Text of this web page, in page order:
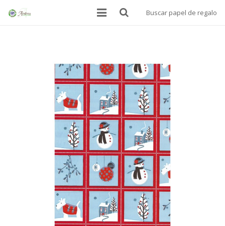
PAPEL ALIMENTARIO
MANTELES SOBREMESA
PAPEL DE REGALO
DONDE ESTAMOS
Buscar papel de regalo